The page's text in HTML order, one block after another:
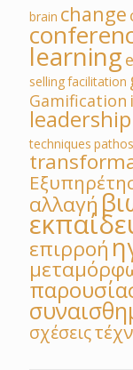
brain change
learning
sellingfacilitation
Gamification
leadership
techniques pathos
αλλαγή
επιρροή
σχέσεις